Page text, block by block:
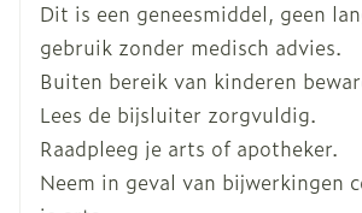
palpabele rode vlekken op de
door ontsteking van bloedvaatjes
(leukocytoclastische vasculitis)
rode uitslag over grote delen van
en/of verlies van de bovenste
epidermale necrolyse).
De tablet in zijn geheel inslikken,
of kauwen, best in staande of
met een vol glas water met laag
mineraalgehalte
De eerste 30 minuten na inname
niet neerliggen
Breedte 50 mm
Lengte
Diepte 30 mm
Dit is een geneesmiddel, geen
gebruik zonder medisch advies.
Buiten bereik van kinderen
Lees de bijsluiter zorgvuldig.
Raadpleeg je arts of apotheker.
Neem in geval van bijwerkingen